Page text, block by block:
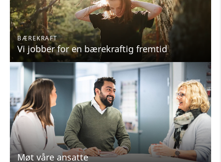
BÆREKRAFT
Vi jobber for en bærekraftig fremtid
Møt våre ansatte